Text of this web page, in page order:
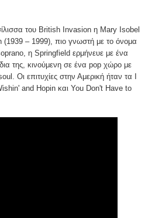
του British Invasion η Mary Isobel
– 1999), πιο γνωστή με το όνομα
η Springfield ερμήνευε με ένα
της, κινούμενη σε ένα pop χώρο με
Οι επιτυχίες στην Αμερική ήταν τα I
and Hopin και You Don't Have to